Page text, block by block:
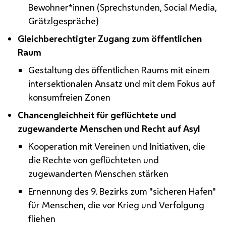
Bewohner*innen (Sprechstunden, Social Media,
Grätzlgespräche)
Gleichberechtigter Zugang zum öffentlichen
Raum
Gestaltung des öffentlichen Raums mit einem
intersektionalen Ansatz und mit dem Fokus auf
konsumfreien Zonen
Chancengleichheit für geflüchtete und
zugewanderte Menschen und Recht auf Asyl
Kooperation mit Vereinen und Initiativen, die
die Rechte von geflüchteten und
zugewanderten Menschen stärken
Ernennung des 9. Bezirks zum "sicheren Hafen"
für Menschen, die vor Krieg und Verfolgung
fliehen